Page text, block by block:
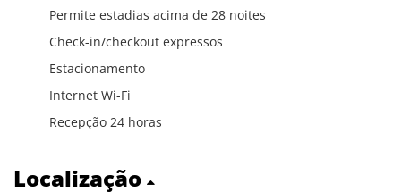
Permite estadias acima de 28 noites
Check-in/checkout expressos
Estacionamento
Internet Wi-Fi
Recepção 24 horas
Localização